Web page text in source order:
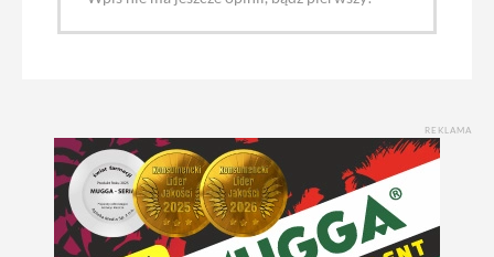
REKLAMA